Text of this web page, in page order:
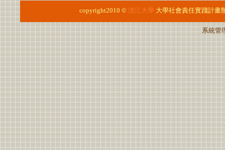
copyright2010 © 淡江大學 大學社會責任實踐計畫
系統管